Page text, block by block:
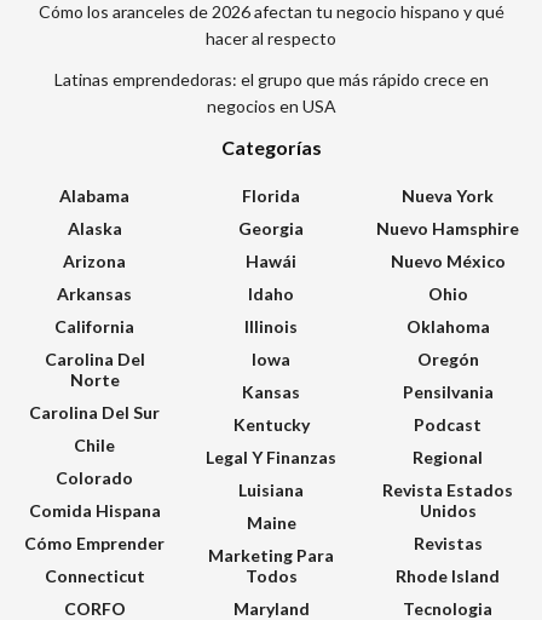
Cómo los aranceles de 2026 afectan tu negocio hispano y qué
hacer al respecto
Latinas emprendedoras: el grupo que más rápido crece en
negocios en USA
Categorías
Alabama
Alaska
Arizona
Arkansas
California
Carolina Del
Norte
Carolina Del Sur
Chile
Colorado
Comida Hispana
Cómo Emprender
Connecticut
CORFO
Florida
Georgia
Hawái
Idaho
Illinois
Iowa
Kansas
Kentucky
Legal Y Finanzas
Luisiana
Maine
Marketing Para
Todos
Maryland
Nueva York
Nuevo Hamsphire
Nuevo México
Ohio
Oklahoma
Oregón
Pensilvania
Podcast
Regional
Revista Estados
Unidos
Revistas
Rhode Island
Tecnologia